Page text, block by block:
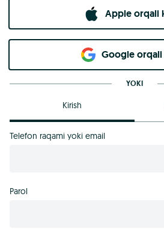
Apple orqali
Goo​g​le
YOKI
Kirish
Telefon raqami yoki email
Parol